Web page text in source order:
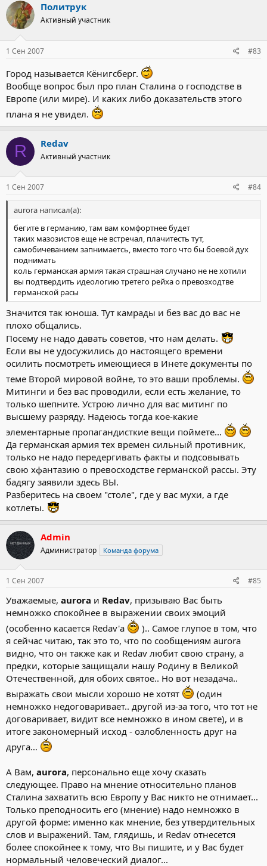
Политрук
Активный участник
1 Сен 2007 #83
Город называется Кёнигсберг.
Вообще вопрос был про план Сталина о господстве в
Европе (или мире). И каких либо доказательств этого
плана я не увидел.
R Redav
Активный участник
1 Сен 2007 #84
aurora написал(а):
бегите в германию, там вам комфортнее будет
таких мазозистов еще не встречал, плачитесть тут,
самобичеванием запнимаетсь, вместо того что бы боевой дух
поднимать
коль германская армия такая страшная случано не не хотили
вы подтвердить идеологию третего рейха о превозходтве
германской расы
Значится так юноша. Тут камрады и без вас до вас не
плохо общались.
Посему не надо давать советов, что нам делать.
Если вы не удосужились до настоящего времени
осилить посмотреть имеющиеся в Инете документы по
теме Второй мировой войне, то это ваши проблемы.
Митинги и без вас проводили, если есть желание, то
только шепните. Устрою лично для вас митинг по
высшему разряду. Надеюсь тогда кое-какие
элементарные пропагандисткие вещи поймете...
Да германская армия тех времен сильный противник,
только не надо передергивать факты и подсовывать
свою хфантазию о превосходстве германской рассы. Эту
бадягу заявили здесь ВЫ.
Разберитесь на своем "столе", где у вас мухи, а где
котлеты.
Admin
Администратор Команда форума
1 Сен 2007 #85
Уважаемые, aurora и Redav, призываю Вас быть
немножко спокойнее в выражении своих эмоций
(особенно касается Redav'а
).. Самое глупое в том, что
я сейчас читаю, так это то, что по сообщениям aurora
видно, что он также как и Redav любит свою страну, а
предки, которые защищали нашу Родину в Великой
Отечественной, для обоих святое.. Но вот незадача..
выражать свои мысли хорошо не хотят
(один
немножко недоговаривает.. другой из-за того, что тот не
договаривает, видит все немножко в ином свете), и в
итоге закономерный исход - озлобленность друг на
друга…
А Вам, aurora, персонально еще хочу сказать
следующее. Право на мнение относительно планов
Сталина захватить всю Европу у Вас никто не отнимает...
Только преподносить его (мнение) надо немножко в
другой форме: именно как мнение, без утвердительных
слов и выражений. Там, глядишь, и Redav отнесется
более спокойнее к тому, что Вы пишите, и у Вас будет
нормальный человеческий диалог...